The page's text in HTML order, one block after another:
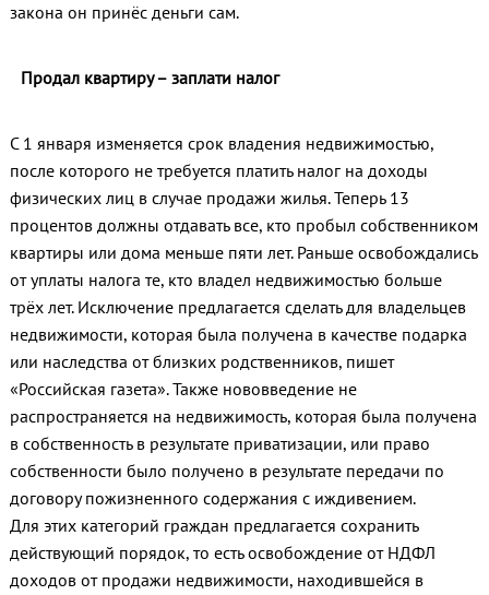
закона он принёс деньги сам.
Продал квартиру – заплати налог
С 1 января изменяется срок владения недвижимостью,
после которого не требуется платить налог на доходы
физических лиц в случае продажи жилья. Теперь 13
процентов должны отдавать все, кто пробыл собственником
квартиры или дома меньше пяти лет. Раньше освобождались
от уплаты налога те, кто владел недвижимостью больше
трёх лет. Исключение предлагается сделать для владельцев
недвижимости, которая была получена в качестве подарка
или наследства от близких родственников, пишет
«Российская газета». Также нововведение не
распространяется на недвижимость, которая была получена
в собственность в результате приватизации, или право
собственности было получено в результате передачи по
договору пожизненного содержания с иждивением.
Для этих категорий граждан предлагается сохранить
действующий порядок, то есть освобождение от НДФЛ
доходов от продажи недвижимости, находившейся в